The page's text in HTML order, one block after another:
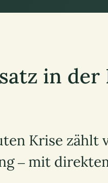
in der
Krise zählt
– mit